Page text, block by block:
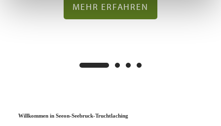
MEHR ERFAHREN
Willkommen in Seeon-Seebruck-Truchtlaching